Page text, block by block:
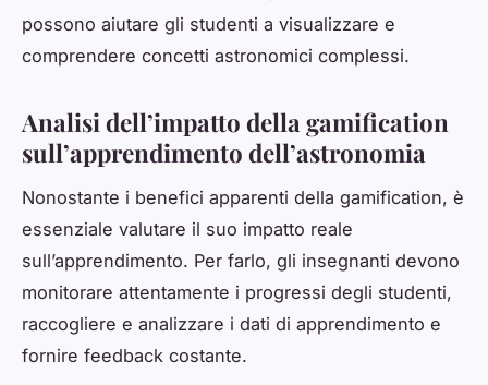
possono aiutare gli studenti a visualizzare e
comprendere concetti astronomici complessi.
Analisi dell’impatto della gamification
sull’apprendimento dell’astronomia
Nonostante i benefici apparenti della gamification, è
essenziale valutare il suo impatto reale
sull’apprendimento. Per farlo, gli insegnanti devono
monitorare attentamente i progressi degli studenti,
raccogliere e analizzare i dati di apprendimento e
fornire feedback costante.